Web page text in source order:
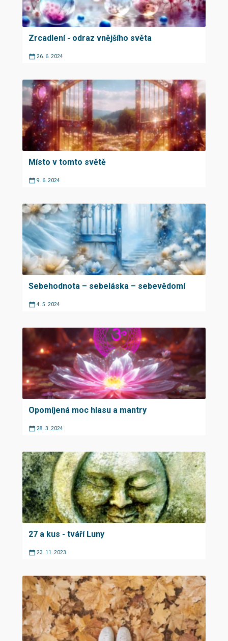
Zrcadlení - odraz vnějšího světa
26. 6. 2024
Místo v tomto světě
9. 6. 2024
Sebehodnota – sebeláska – sebevědomí
4. 5. 2024
Opomíjená moc hlasu a mantry
28. 3. 2024
27 a kus - tváří Luny
23. 11. 2023